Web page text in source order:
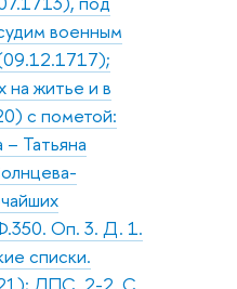
военным
на житье и в
с пометой:
Татьяна
Оп. 3. Д. 1.
списки.